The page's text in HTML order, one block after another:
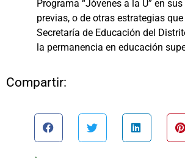
Programa “Jóvenes a la U” en
previas, o de otras estrategias
Secretaría de Educación del
la permanencia en educación
Compartir: